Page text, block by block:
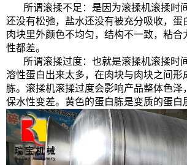
所谓滚揉不足：是因为滚揉机滚揉时
还没有松弛，盐水还没有被充分吸收，蛋
肉块里外颜色不均匀，结构不一致，粘合
性都差。
所谓滚揉过度：也就是滚揉机滚揉时
溶性蛋白出来太多，在肉块与肉块之间形
胨。滚揉机滚揉过度会影响产品整体色泽
保水性变差。黄色的蛋白胨是变质的蛋白